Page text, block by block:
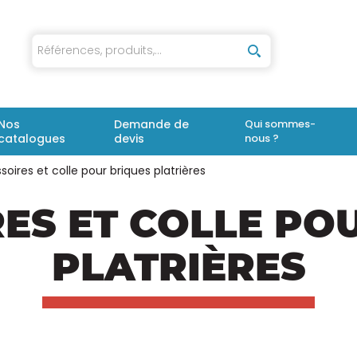
Demande de
devis
Qui sommes-
nous ?
et colle pour briques platrières
ET COLLE
PLATRIÈRES